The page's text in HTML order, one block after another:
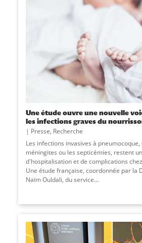
Une étude ouvre une nouvelle
les infections graves du
Presse, Recherche
Les infections invasives à pneumocoque,
méningites ou les septicémies, restent
d'hospitalisation et de complications
Une étude française, coordonnée par la
Naïm Ouldali, du service...